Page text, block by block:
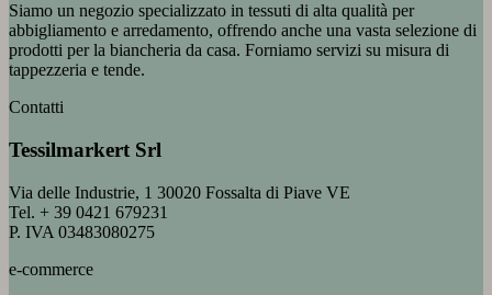
Siamo un negozio specializzato in tessuti di alta qualità per
abbigliamento e arredamento, offrendo anche una vasta selezione di
prodotti per la biancheria da casa. Forniamo servizi su misura di
tappezzeria e tende.
Contatti
Tessilmarkert Srl
Via delle Industrie, 1 30020 Fossalta di Piave VE
Tel. + 39 0421 679231
P. IVA 03483080275
e-commerce